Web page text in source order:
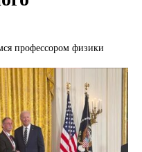
профессором физики